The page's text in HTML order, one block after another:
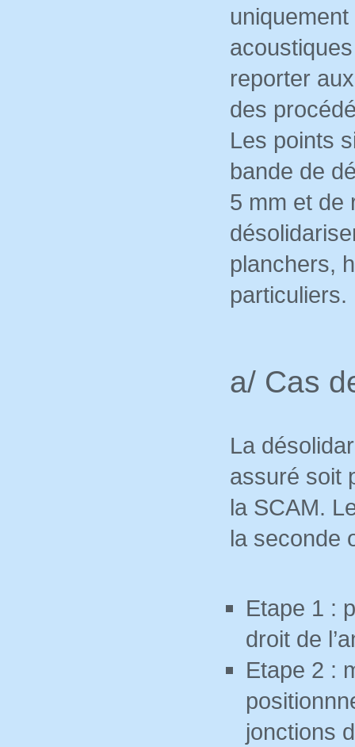
reporter
des
Les points
bande de
5 mm et de
planchers,
particuliers.
a/ Cas
La
assuré soit
la SCAM.
la seconde
Etape 1 :
droit de
Etape 2 :
jonctions